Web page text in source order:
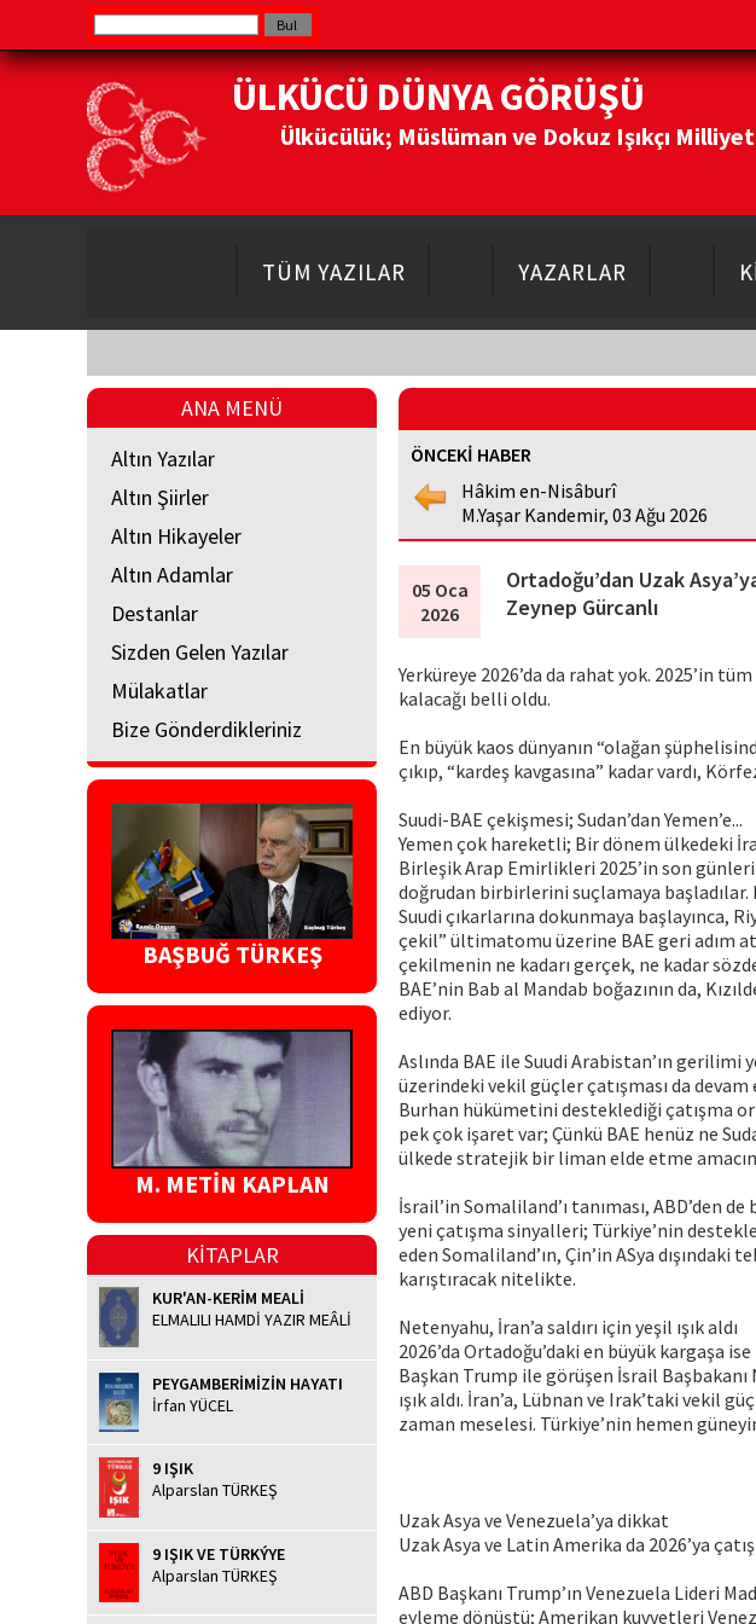
ÜLKÜCÜ DÜNYA GÖRÜŞÜ
Ülkücülük; Müslüman ve Dokuz Işıkçı
TÜM YAZILAR YAZARLAR
ANA MENÜ
Altın Yazılar
Altın Şiirler
Altın Hikayeler
Altın Adamlar
Destanlar
Sizden Gelen Yazılar
Mülakatlar
Bize Gönderdikleriniz
BAŞBUĞ TÜRKEŞ
M. METİN KAPLAN
KİTAPLAR
KUR'AN-KERİM MEALİ
ELMALILI HAMDİ YAZIR MEÂLİ
PEYGAMBERİMİZİN HAYATI
İrfan YÜCEL
9 IŞIK
Alparslan TÜRKEŞ
9 IŞIK VE TÜRKÝYE
Alparslan TÜRKEŞ
ÖNCEKİ HABER
Hâkim en-Nisâburî
M.Yaşar Kandemir, 03 Ağu 2026
05 Oca
2026
Ortadoğu’dan Uzak
Zeynep Gürcanlı
Yerküreye 2026’da da rahat yok. 2025’in
kalacağı belli oldu.
En büyük kaos dünyanın “olağan
çıkıp, “kardeş kavgasına” kadar vardı,
Suudi-BAE çekişmesi; Sudan’dan Yemen’e...
Yemen çok hareketli; Bir dönem ülkedeki
Birleşik Arap Emirlikleri 2025’in son
doğrudan birbirlerini suçlamaya başladılar.
Suudi çıkarlarına dokunmaya başlayınca,
çekil” ültimatomu üzerine BAE geri adım
çekilmenin ne kadarı gerçek, ne kadar
BAE’nin Bab al Mandab boğazının da,
ediyor.
Aslında BAE ile Suudi Arabistan’ın gerilimi
üzerindeki vekil güçler çatışması da
Burhan hükümetini desteklediği çatışma
pek çok işaret var; Çünkü BAE henüz ne
ülkede stratejik bir liman elde etme
İsrail’in Somaliland’ı tanıması, ABD’den
yeni çatışma sinyalleri; Türkiye’nin
eden Somaliland’ın, Çin’in ASya dışındaki
karıştıracak nitelikte.
Netenyahu, İran’a saldırı için yeşil ışık aldı
2026’da Ortadoğu’daki en büyük kargaşa
Başkan Trump ile görüşen İsrail Başbakanı
ışık aldı. İran’a, Lübnan ve Irak’taki vekil
zaman meselesi. Türkiye’nin hemen
Uzak Asya ve Venezuela’ya dikkat
Uzak Asya ve Latin Amerika da 2026’ya
ABD Başkanı Trump’ın Venezuela Lideri
eyleme dönüştü; Amerikan kuvvetleri